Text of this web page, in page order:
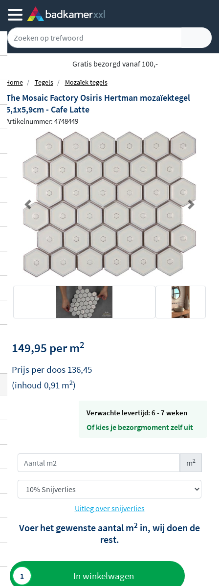
Gratis bezorgd vanaf 100,-
Home Tegels Mozaïek tegels
The Mosaic Factory Osiris Hertman mozaïektegel
5,1x5,9cm - Cafe Latte
Artikelnummer: 4748449
Previous Next
149,95 per m2
Prijs per doos 136,45
(inhoud 0,91 m2)
Verwachte levertijd: 6 - 7 weken
Of kies je bezorgmoment zelf uit
m2
Uitleg over snijverlies
Voer het gewenste aantal m2 in, wij doen de
rest.
In winkelwagen
Toevoegen
aan offerte